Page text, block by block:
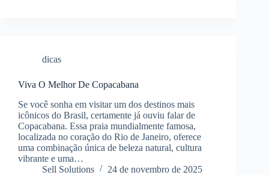
dicas
Viva O Melhor De Copacabana
Se você sonha em visitar um dos destinos mais
icônicos do Brasil, certamente já ouviu falar de
Copacabana. Essa praia mundialmente famosa,
localizada no coração do Rio de Janeiro, oferece
uma combinação única de beleza natural, cultura
vibrante e uma…
Sell Solutions
24 de novembro de 2025